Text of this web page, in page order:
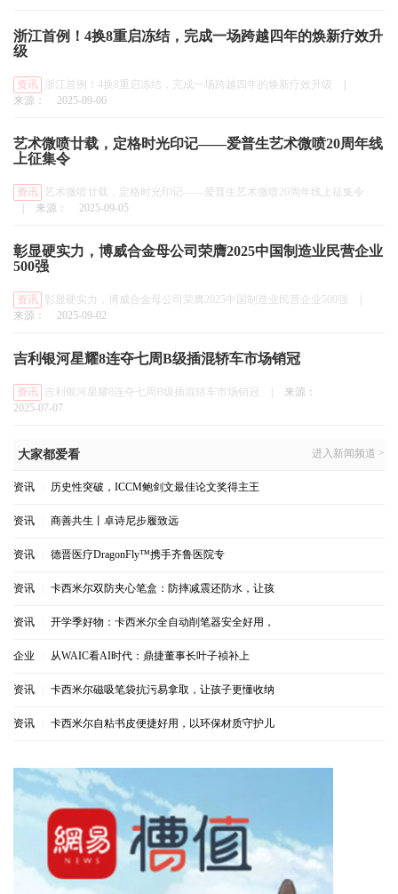
浙江首例！4换8重启冻结，完成一场跨越四年的焕新疗效升
级
资讯 浙江首例！4换8重启冻结，完成一场跨越四年的焕新疗效升级
来源：
2025-09-06
艺术微喷廿载，定格时光印记——爱普生艺术微喷20周年线
上征集令
资讯
艺术微喷廿载，定格时光印记——爱普生艺术微喷20周年线上征集令
来源： 2025-09-05
彰显硬实力，博威合金母公司荣膺2025中国制造业民营企业
500强
资讯 彰显硬实力，博威合金母公司荣膺2025中国制造业民营企业500强
来源：
2025-09-02
吉利银河星耀8连夺七周B级插混轿车市场销冠
资讯 吉利银河星耀8连夺七周B级插混轿车市场销冠
来源：
2025-07-07
大家都爱看 进入新闻频道 >
资讯 历史性突破，ICCM鲍剑文最佳论文奖得主王
资讯 商善共生丨卓诗尼步履致远
资讯 德晋医疗DragonFly™携手齐鲁医院专
资讯 卡西米尔双防夹心笔盒：防摔减震还防水，让孩
资讯 开学季好物：卡西米尔全自动削笔器安全好用，
企业 从WAIC看AI时代：鼎捷董事长叶子祯补上
资讯 卡西米尔磁吸笔袋抗污易拿取，让孩子更懂收纳
资讯 卡西米尔自粘书皮便捷好用，以环保材质守护儿